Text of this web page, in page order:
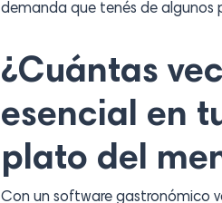
demanda que tenés de algunos
¿Cuántas
esencial en
plato del
Con un software gastronómico